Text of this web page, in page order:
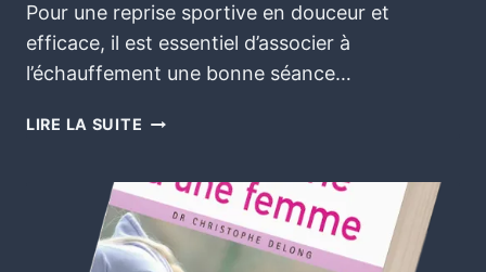
Pour une reprise sportive en douceur et
efficace, il est essentiel d’associer à
l’échauffement une bonne séance…
LIRE LA SUITE